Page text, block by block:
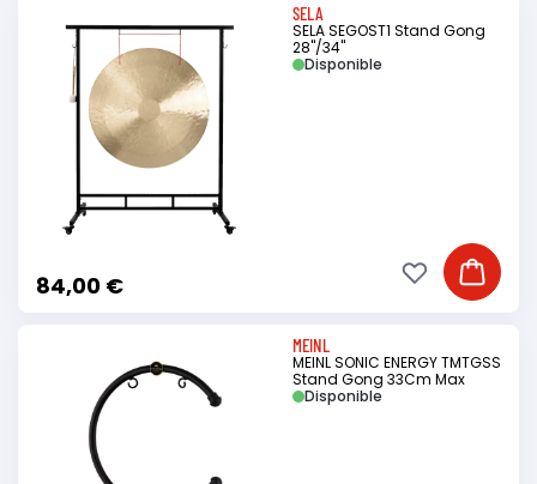
SELA
SELA SEGOST1 Stand Gong
28"/34"
84,00 €
Disponible
Ajouter
Ajouter à ma
MEINL
MEINL SONIC ENERGY TMTGSS
Stand Gong 33Cm Max
Disponible